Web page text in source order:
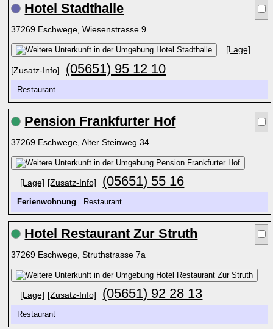
Hotel Stadthalle
37269 Eschwege, Wiesenstrasse 9
[Lage]
[Zusatz-Info] (05651) 95 12 10
Restaurant
Pension Frankfurter Hof
37269 Eschwege, Alter Steinweg 34
[Lage] [Zusatz-Info] (05651) 55 16
Ferienwohnung Restaurant
Hotel Restaurant Zur Struth
37269 Eschwege, Struthstrasse 7a
[Lage] [Zusatz-Info] (05651) 92 28 13
Restaurant